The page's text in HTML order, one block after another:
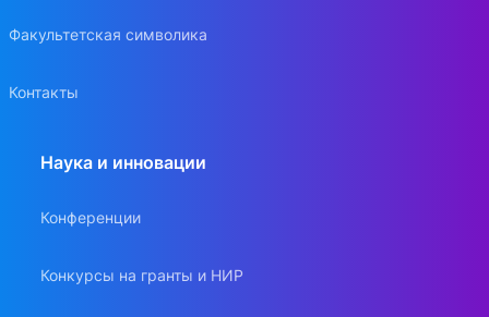
Факультетская символика
Контакты
Наука и инновации
Конференции
Конкурсы на гранты и НИР